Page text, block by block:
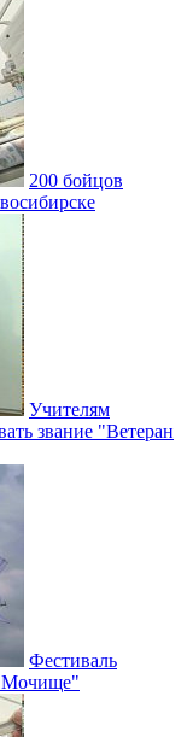
200 бойцов
Учителям
звание "Ветеран
Фестиваль